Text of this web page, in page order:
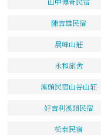
陳吉雄民宿
晨峰山莊
永和旅舍
溪頭民宿山谷山莊
好吉利溪頭民宿
松泰民宿